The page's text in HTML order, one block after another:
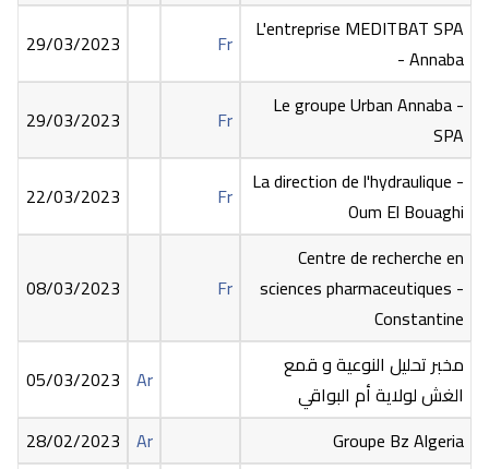
L'entreprise MEDITBAT SPA
- Annaba
Fr
29/03/2023
Le groupe Urban Annaba -
SPA
Fr
29/03/2023
La direction de l'hydraulique -
Oum El Bouaghi
Fr
22/03/2023
Centre de recherche en
sciences pharmaceutiques -
Constantine
Fr
08/03/2023
مخبر تحليل النوعية و قمع
الغش لولاية أم البواقي
Ar
05/03/2023
Groupe Bz Algeria
Ar
28/02/2023